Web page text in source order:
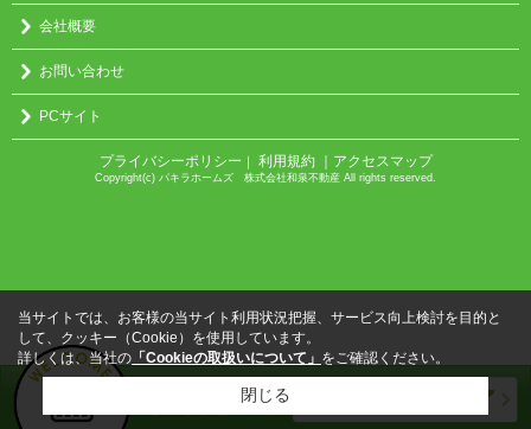
会社概要
お問い合わせ
PCサイト
プライバシーポリシー ｜ 利用規約 ｜アクセスマップ
Copyright(c) パキラホームズ 株式会社和泉不動産 All rights reserved.
当サイトでは、お客様の当サイト利用状況把握、サービス向上検討を目的と
して、クッキー（Cookie）を使用しています。
詳しくは、当社の 「Cookieの取扱いについて」 をご確認ください。
閉じる